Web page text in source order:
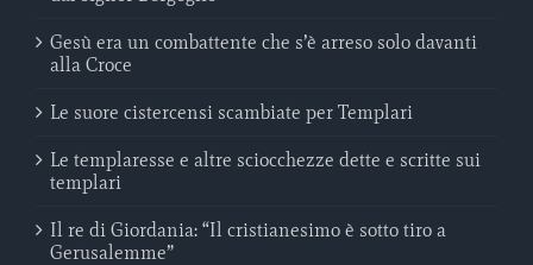
Gesù era un combattente che s’è arreso solo davanti
alla Croce
Le suore cistercensi scambiate per Templari
Le templaresse e altre sciocchezze dette e scritte sui
templari
Il re di Giordania: “Il cristianesimo è sotto tiro a
Gerusalemme”